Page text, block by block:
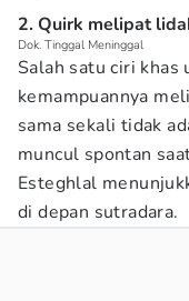
2. Quirk melipat
Dok. Tinggal Meninggal
Salah satu ciri
kemampuannya
sama sekali tidak
muncul spontan
Esteghlal
di depan sutradara.